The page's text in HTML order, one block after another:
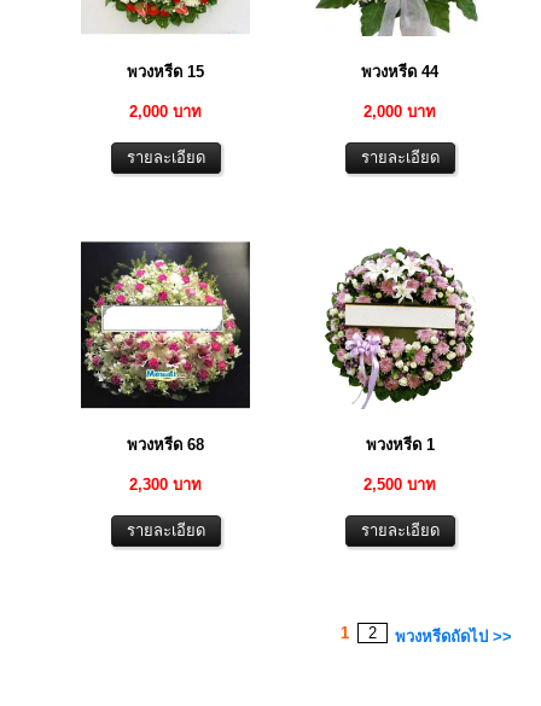
พวงหรีด 15
2,000 บาท
พวงหรีด 44
2,000 บาท
พวงหรีด 68
2,300 บาท
พวงหรีด 1
2,500 บาท
1 2 พวงหรีดถัดไป >>